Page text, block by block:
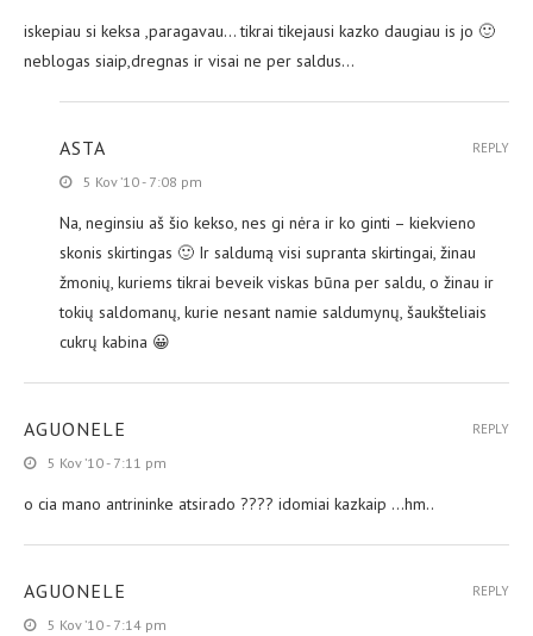
iskepiau si keksa ,paragavau… tikrai tikejausi kazko daugiau is jo 🙂
neblogas siaip,dregnas ir visai ne per saldus…
ASTA
5 Kov ’10 - 7:08 pm
Na, neginsiu aš šio kekso, nes gi nėra ir ko ginti – kiekvieno
skonis skirtingas 🙂 Ir saldumą visi supranta skirtingai, žinau
žmonių, kuriems tikrai beveik viskas būna per saldu, o žinau ir
tokių saldomanų, kurie nesant namie saldumynų, šaukšteliais
cukrų kabina 😀
REPLY
AGUONELE
5 Kov ’10 - 7:11 pm
o cia mano antrininke atsirado ???? idomiai kazkaip …hm..
REPLY
AGUONELE
5 Kov ’10 - 7:14 pm
REPLY